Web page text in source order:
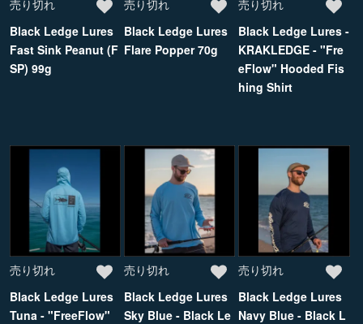
売り切れ
Black Ledge Lures
Fast Sink Peanut (F
SP) 99g
売り切れ
Black Ledge Lures
Flare Popper 70g
売り切れ
Black Ledge Lures -
KRAKLEDGE - "Fre
eFlow" Hooded Fis
hing Shirt
売り切れ
Black Ledge Lures
Tuna - "FreeFlow"
売り切れ
Black Ledge Lures
Sky Blue - Black Le
売り切れ
Black Ledge Lures
Navy Blue - Black L